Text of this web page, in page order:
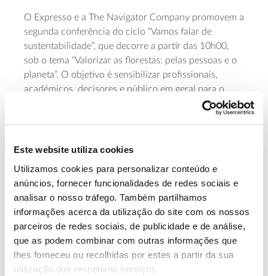
Este website utiliza cookies
Utilizamos cookies para personalizar conteúdo e
anúncios, fornecer funcionalidades de redes sociais e
analisar o nosso tráfego. Também partilhamos
informações acerca da utilização do site com os nossos
parceiros de redes sociais, de publicidade e de análise,
que as podem combinar com outras informações que
lhes forneceu ou recolhidas por estes a partir da sua
utilização dos respetivos serviços.
O Expresso e a The Navigator Company promovem a
segunda conferência do ciclo “Vamos falar de
sustentabilidade”, que decorre a partir das 10h00,
sob o tema “Valorizar as florestas: pelas pessoas e o
planeta”. O objetivo é sensibilizar profissionais,
académicos, decisores e público em geral para o
modo como as florestas plantadas com objetivos de
produção, quando geridas de forma sustentável,
valores naturais. A participação é gratuita, mas
será transmitido online nas redes sociais do Jornal
Expresso.
Saiba Mais
13.07.2026